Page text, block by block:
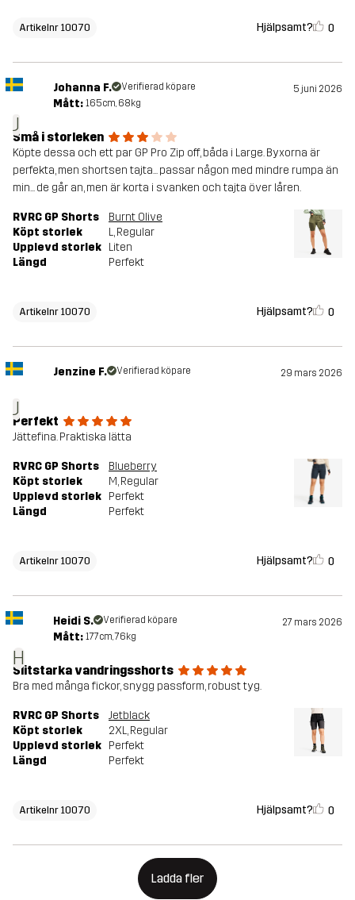
Artikelnr 10070 Hjälpsamt? 0
J
Johanna F. Verifierad köpare 5 juni 2026
Mått: 165cm, 68kg
Små i storleken
Köpte dessa och ett par GP Pro Zip off, båda i Large. Byxorna är
perfekta, men shortsen tajta... passar någon med mindre rumpa än
min... de går an, men är korta i svanken och tajta över låren.
RVRC GP Shorts
Burnt Olive
Köpt storlek
L, Regular
Upplevd storlek Liten
Längd
Perfekt
Artikelnr 10070 Hjälpsamt? 0
J
Jenzine F. Verifierad köpare 29 mars 2026
Perfekt
Jättefina. Praktiska lätta
RVRC GP Shorts
Blueberry
Köpt storlek
M, Regular
Upplevd storlek Perfekt
Längd
Perfekt
Artikelnr 10070 Hjälpsamt? 0
H
Heidi S. Verifierad köpare 27 mars 2026
Mått: 177cm, 76kg
Slitstarka vandringsshorts
Bra med många fickor, snygg passform, robust tyg.
RVRC GP Shorts
Jetblack
Köpt storlek
2XL, Regular
Upplevd storlek Perfekt
Längd
Perfekt
Artikelnr 10070 Hjälpsamt? 0
Ladda fler